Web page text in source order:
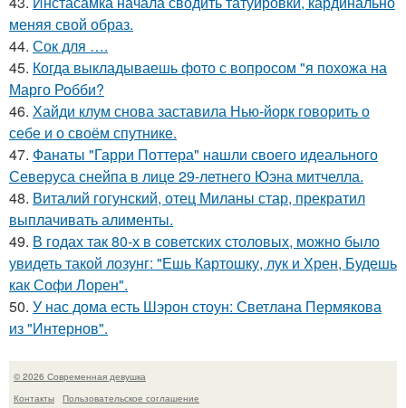
меняя свой образ.
44. Сок для ….
45. Когда выкладываешь фото с вопросом "я похожа на
Марго Робби?
46. Хайди клум снова заставила Нью-йорк говорить о
себе и о своём спутнике.
47. Фанаты "Гарри Поттера" нашли своего идеального
Северуса снейпа в лице 29-летнего Юэна митчелла.
48. Виталий гогунский, отец Миланы стар, прекратил
выплачивать алименты.
49. В годах так 80-х в советских столовых, можно было
увидеть такой лозунг: "Ешь Картошку, лук и Хрен, Будешь
как Софи Лорен".
50. У нас дома есть Шэрон стоун: Светлана Пермякова
из "Интернов".
© 2026 Современная девушка
Контакты
Пользовательское соглашение